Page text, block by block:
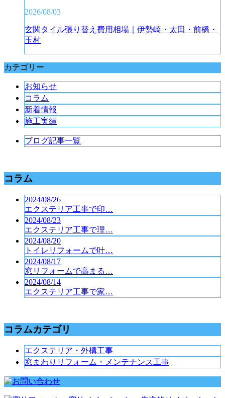
2026/08/03
玄関タイル張り替え費用相場｜伊勢崎・太田・前橋・
玉村
カテゴリー
お知らせ
コラム
新着情報
施工実績
ブログ記事一覧
コラム
2024/08/26
エクステリア工事で印…
2024/08/23
エクステリア工事で理…
2024/08/20
トイレリフォームで叶…
2024/08/17
窓リフォームで高まる…
2024/08/14
エクステリア工事で家…
コラムカテゴリ
エクステリア・外構工事
窓まわりリフォーム・メンテナンス工事